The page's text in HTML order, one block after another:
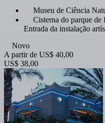
Museu de Ciência
Cisterna do parque
Entrada da instalação
Novo
A partir de US$ 40,00
US$ 38,00